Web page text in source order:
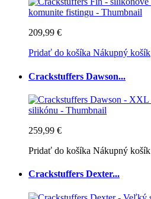
209,99 €
Pridať do košíka Nákupný košík
Crackstuffers Dawson...
259,99 €
Pridať do košíka Nákupný košík
Crackstuffers Dexter...